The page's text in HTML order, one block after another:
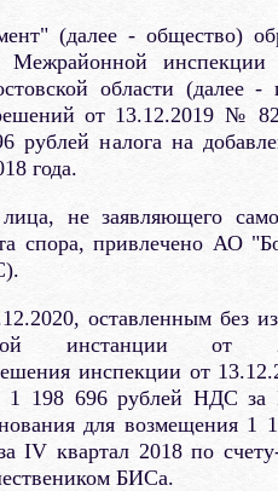
(далее - общество)
инспекции
области (далее -
от 13.12.2019 №
рублей налога на
года.
не заявляющего
спора, привлечено АО
оставленным без
инстанции от
инспекции от
1 198 696 рублей НДС за
для возмещения 1
IV квартал 2018 по
БИСа.